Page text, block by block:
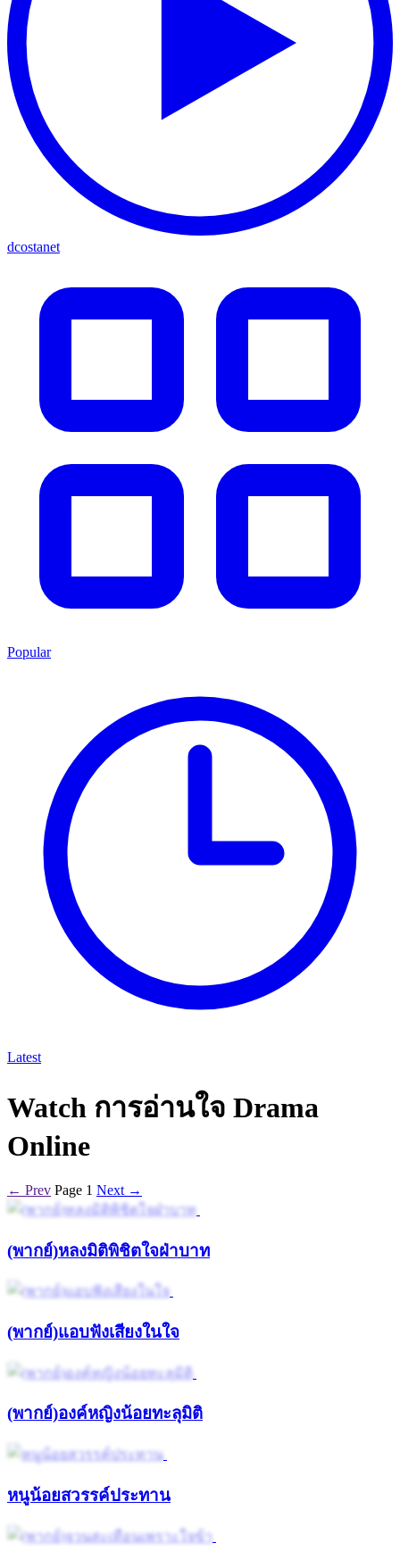
dcostanet
Popular
Latest
Watch การอ่านใจ Drama
Online
← Prev Page 1 Next →
(พากย์)หลงมิติพิชิตใจฝ่าบาท
(พากย์)แอบฟังเสียงในใจ
(พากย์)องค์หญิงน้อยทะลุมิติ
หนูน้อยสวรรค์ประทาน